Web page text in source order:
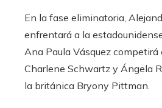
En la fase eliminatoria,
enfrentará a la
Ana Paula Vásquez
Charlene Schwartz y Ángela
la británica Bryony Pittman.